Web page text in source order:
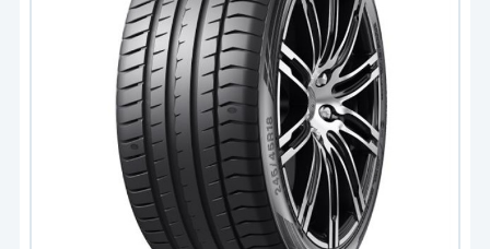
Mootorratas
Kaubik
Agro/tööstus
Veljed